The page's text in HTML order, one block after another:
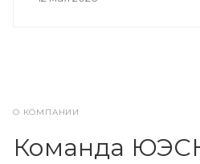
О КОМПАНИИ
Команда